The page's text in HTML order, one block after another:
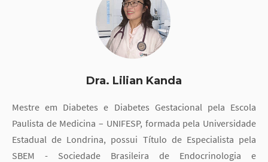
Dra. Lilian Kanda
Mestre em Diabetes e Diabetes Gestacional pela Escola
Paulista de Medicina – UNIFESP, formada pela Universidade
Estadual de Londrina, possui Título de Especialista pela
SBEM - Sociedade Brasileira de Endocrinologia e